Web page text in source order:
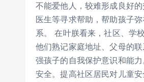
不能爱他人，较难形成良好
医生等寻求帮助，帮助孩子
系。 在叶朕看来，社区、学
他们熟记家庭地址、父母的
强孩子的自我保护意识和能
安全。提高社区居民对儿童